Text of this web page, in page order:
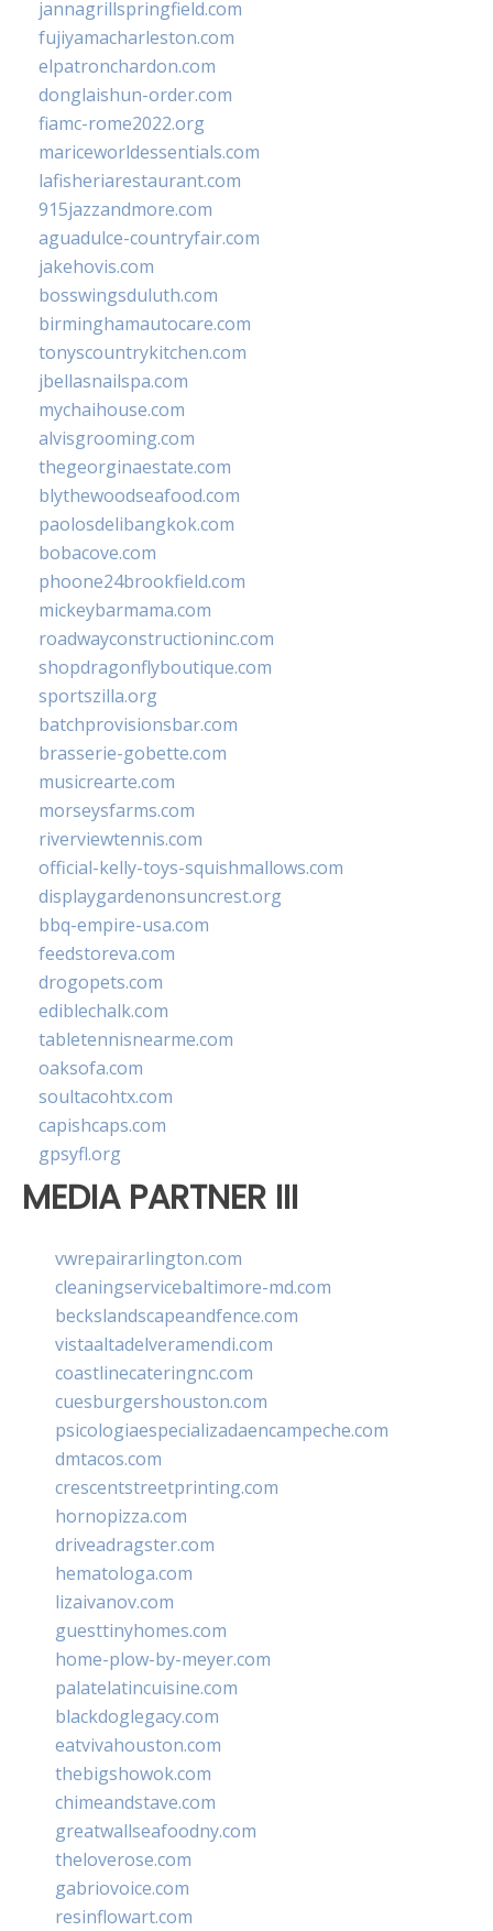
jannagrillspringfield.com
fujiyamacharleston.com
elpatronchardon.com
donglaishun-order.com
fiamc-rome2022.org
mariceworldessentials.com
lafisheriarestaurant.com
915jazzandmore.com
aguadulce-countryfair.com
jakehovis.com
bosswingsduluth.com
birminghamautocare.com
tonyscountrykitchen.com
jbellasnailspa.com
mychaihouse.com
alvisgrooming.com
thegeorginaestate.com
blythewoodseafood.com
paolosdelibangkok.com
bobacove.com
phoone24brookfield.com
mickeybarmama.com
roadwayconstructioninc.com
shopdragonflyboutique.com
sportszilla.org
batchprovisionsbar.com
brasserie-gobette.com
musicrearte.com
morseysfarms.com
riverviewtennis.com
official-kelly-toys-squishmallows.com
displaygardenonsuncrest.org
bbq-empire-usa.com
feedstoreva.com
drogopets.com
ediblechalk.com
tabletennisnearme.com
oaksofa.com
soultacohtx.com
capishcaps.com
gpsyfl.org
MEDIA PARTNER III
vwrepairarlington.com
cleaningservicebaltimore-md.com
beckslandscapeandfence.com
vistaaltadelveramendi.com
coastlinecateringnc.com
cuesburgershouston.com
psicologiaespecializadaencampeche.com
dmtacos.com
crescentstreetprinting.com
hornopizza.com
driveadragster.com
hematologa.com
lizaivanov.com
guesttinyhomes.com
home-plow-by-meyer.com
palatelatincuisine.com
blackdoglegacy.com
eatvivahouston.com
thebigshowok.com
chimeandstave.com
greatwallseafoodny.com
theloverose.com
gabriovoice.com
resinflowart.com